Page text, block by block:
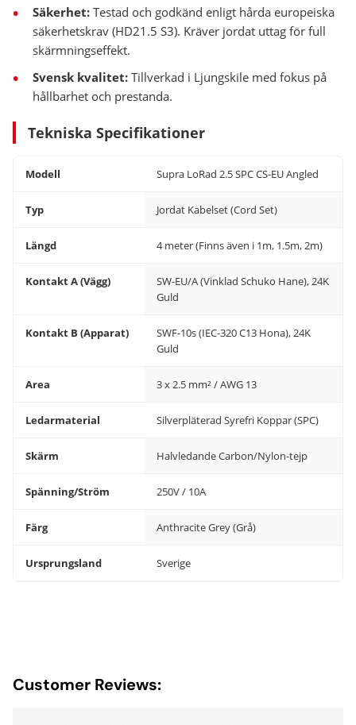
Säkerhet: Testad och godkänd enligt hårda europeiska
säkerhetskrav (HD21.5 S3). Kräver jordat uttag för full
skärmningseffekt.
Svensk kvalitet: Tillverkad i Ljungskile med fokus på
hållbarhet och prestanda.
Tekniska Specifikationer
Modell Supra LoRad 2.5 SPC CS-EU Angled
Typ Jordat Kabelset (Cord Set)
Längd 4 meter (Finns även i 1m, 1.5m, 2m)
Kontakt A (Vägg)
SW-EU/A (Vinklad Schuko Hane), 24K
Guld
Kontakt B (Apparat)
SWF-10s (IEC-320 C13 Hona), 24K
Guld
Area 3 x 2.5 mm² / AWG 13
Ledarmaterial Silverpläterad Syrefri Koppar (SPC)
Skärm Halvledande Carbon/Nylon-tejp
Spänning/Ström 250V / 10A
Färg Anthracite Grey (Grå)
Ursprungsland Sverige
Customer Reviews: